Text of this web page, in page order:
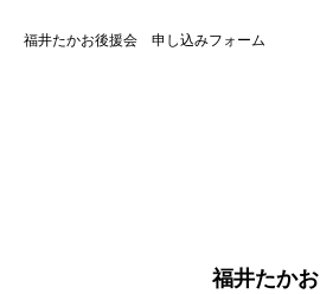
福井たかお後援会 申し込みフォーム
福井たかお